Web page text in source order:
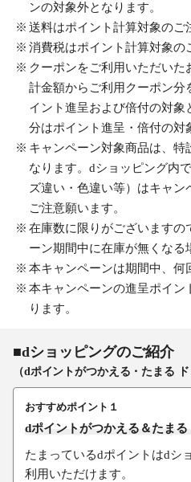
ンの対象外となります。
送料はポイント計算対象のご
消費税はポイント計算対象の
クーポンをご利用いただい
計金額からご利用クーポン分
イント進呈および倍付の対象
分はポイント進呈・倍付の対
キャンペーン対象商品は、特
なります。dショッピング内
ズ違い・色違い等）はキャ
ご注意願います。
在庫数に限りがございます
ーン期間中に在庫が無くなる
本キャンペーンは期間中、何
本キャンペーンの進呈ポイン
ります。
■dショッピングのご紹介
（dポイントがつかえる・たまる
おすすめポイント１
dポイントがつかえる＆たまる
たまっているdポイントはdシ
利用いただけます。